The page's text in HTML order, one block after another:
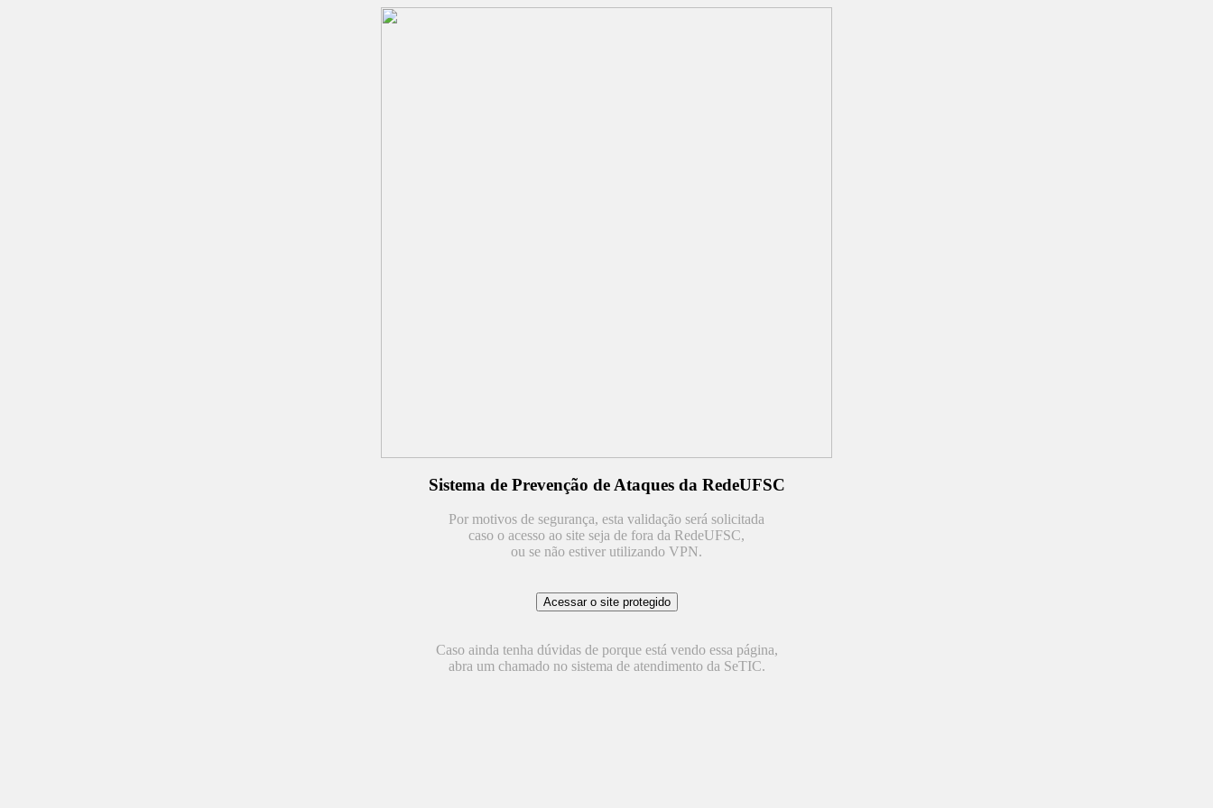
Sistema de Prevenção de Ataques da RedeUFSC
Por motivos de segurança, esta validação será solicitada
caso o acesso ao site seja de fora da RedeUFSC,
ou se não estiver utilizando VPN.
Caso ainda tenha dúvidas de porque está vendo essa página,
abra um chamado no sistema de atendimento da SeTIC.